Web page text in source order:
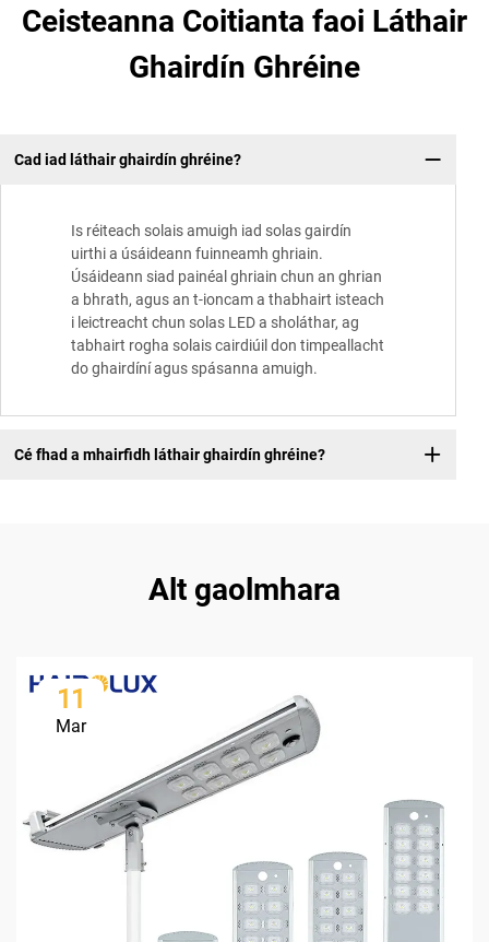
Ceisteanna Coitianta faoi Láthair
Ghairdín Ghréine
Cad iad láthair ghairdín ghréine?
Is réiteach solais amuigh iad solas gairdín
uirthi a úsáideann fuinneamh ghriain.
Úsáideann siad painéal ghriain chun an ghrian
a bhrath, agus an t-ioncam a thabhairt isteach
i leictreacht chun solas LED a sholáthar, ag
tabhairt rogha solais cairdiúil don timpeallacht
do ghairdíní agus spásanna amuigh.
Cé fhad a mhairfidh láthair ghairdín ghréine?
Alt gaolmhara
11
Mar